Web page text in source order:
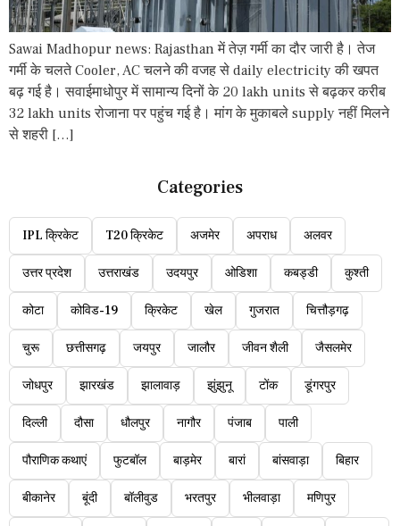
Sawai Madhopur news: Rajasthan में तेज़ गर्मी का दौर जारी है। तेज
गर्मी के चलते Cooler, AC चलने की वजह से daily electricity की खपत
बढ़ गई है। सवाईमाधोपुर में सामान्य दिनों के 20 lakh units से बढ़कर करीब
32 lakh units रोजाना पर पहुंच गई है। मांग के मुकाबले supply नहीं मिलने
से शहरी […]
Categories
IPL क्रिकेट T20 क्रिकेट अजमेर अपराध अलवर
उत्तर प्रदेश उत्तराखंड उदयपुर ओडिशा कबड्डी कुश्ती
कोटा कोविड-19 क्रिकेट खेल गुजरात चित्तौड़गढ़
चुरू छत्तीसगढ़ जयपुर जालौर जीवन शैली जैसलमेर
जोधपुर झारखंड झालावाड़ झुंझुनू टोंक डूंगरपुर
दिल्ली दौसा धौलपुर नागौर पंजाब पाली
पौराणिक कथाएं फुटबॉल बाड़मेर बारां बांसवाड़ा बिहार
बीकानेर बूंदी बॉलीवुड भरतपुर भीलवाड़ा मणिपुर